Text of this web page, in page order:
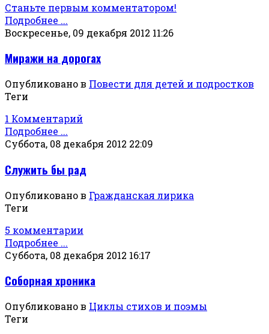
Станьте первым комментатором!
Подробнее ...
Воскресенье, 09 декабря 2012 11:26
Миражи на дорогах
Опубликовано в Повести для детей и подростков
Теги
1 Комментарий
Подробнее ...
Суббота, 08 декабря 2012 22:09
Служить бы рад
Опубликовано в Гражданская лирика
Теги
5 комментарии
Подробнее ...
Суббота, 08 декабря 2012 16:17
Соборная хроника
Опубликовано в Циклы стихов и поэмы
Теги